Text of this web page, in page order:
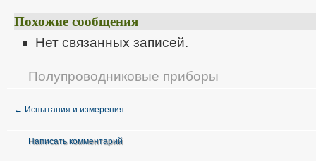
Похожие сообщения
Нет связанных записей.
Полупроводниковые приборы
← Испытания и измерения
Написать комментарий